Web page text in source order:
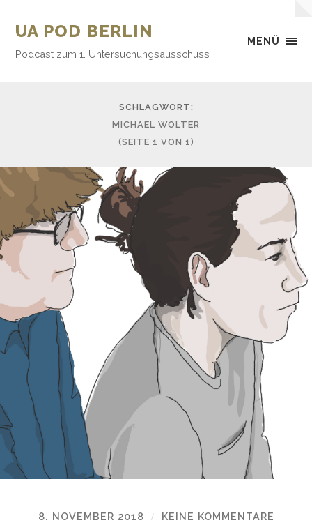
MENÜ
UA POD BERLIN
Podcast zum 1. Untersuchungsausschuss
SCHLAGWORT:
MICHAEL WOLTER
(SEITE 1 VON 1)
8. NOVEMBER 2018 / KEINE KOMMENTARE